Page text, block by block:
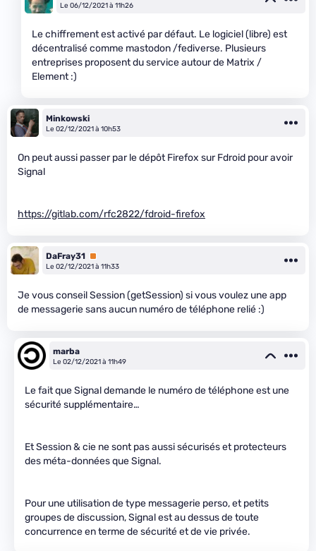
Le 06/12/2021 à 11h26
Le chiffrement est activé par défaut. Le logiciel (libre) est
décentralisé comme mastodon /fediverse. Plusieurs
entreprises proposent du service autour de Matrix /
Element :)
Minkowski
Le 02/12/2021 à 10h53
On peut aussi passer par le dépôt Firefox sur Fdroid pour avoir
Signal
https://gitlab.com/rfc2822/fdroid-firefox
DaFray31 Premium
Le 02/12/2021 à 11h33
Je vous conseil Session (getSession) si vous voulez une app
de messagerie sans aucun numéro de téléphone relié :)
marba
Le 02/12/2021 à 11h49
Le fait que Signal demande le numéro de téléphone est une
sécurité supplémentaire…
Et Session & cie ne sont pas aussi sécurisés et protecteurs
des méta-données que Signal.
Pour une utilisation de type messagerie perso, et petits
groupes de discussion, Signal est au dessus de toute
concurrence en terme de sécurité et de vie privée.